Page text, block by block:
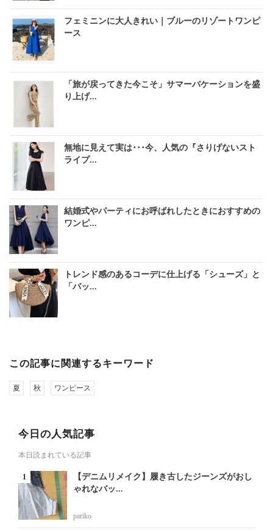
フェミニンに大人きれい｜ブルーのリゾートワンピ
ース
「旅が戻ってきた今こそ」サマーバケーションを盛
り上げ...
無地に見えて実は･･･今、人気の『さりげないスト
ライプ...
結婚式やパーティにお呼ばれしたときにおすすめの
ワンピ...
トレンド感のあるコーデに仕上げる「シューズ」と
「バッ...
この記事に関連するキーワード
夏 秋 ワンピース
今日の人気記事
本日読まれている記事
【デニムリメイク】履き古したジーンズがおし
ゃれなバッ...
pariko